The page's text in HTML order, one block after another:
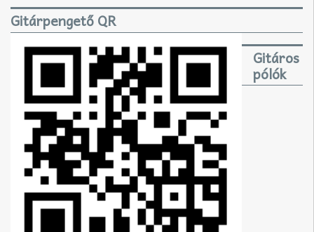
Gitárpengető QR
Gitáros
pólók